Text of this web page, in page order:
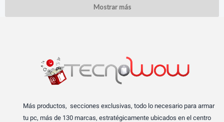
Mostrar más
Más productos, secciones exclusivas, todo lo necesario para armar
tu pc, más de 130 marcas, estratégicamente ubicados en el centro